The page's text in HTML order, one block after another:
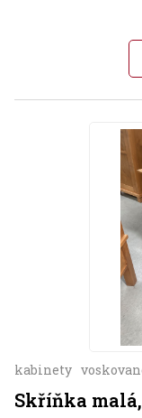
kabinety
Skříňka